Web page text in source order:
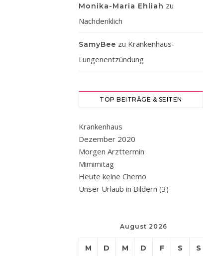
sogenanntes
#reiseobjektiv!
Monika-Maria Ehliah zu
Nachdenklich
SamyBee zu Krankenhaus-
Lungenentzündung
TOP BEITRÄGE & SEITEN
Krankenhaus
Dezember 2020
Morgen Arzttermin
Mimimitag
Heute keine Chemo
Unser Urlaub in Bildern (3)
August 2026
M D M D F S S